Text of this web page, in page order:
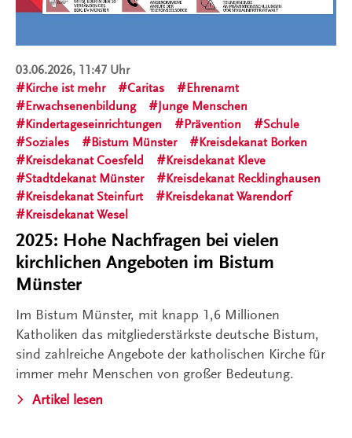
03.06.2026, 11:47 Uhr
Kirche ist mehr
Caritas
Ehrenamt
Erwachsenenbildung
Junge Menschen
Kindertageseinrichtungen
Prävention
Schule
Soziales
Bistum Münster
Kreisdekanat Borken
Kreisdekanat Coesfeld
Kreisdekanat Kleve
Stadtdekanat Münster
Kreisdekanat Recklinghausen
Kreisdekanat Steinfurt
Kreisdekanat Warendorf
Kreisdekanat Wesel
2025: Hohe Nachfragen bei vielen
kirchlichen Angeboten im Bistum
Münster
Im Bistum Münster, mit knapp 1,6 Millionen
Katholiken das mitgliederstärkste deutsche Bistum,
sind zahlreiche Angebote der katholischen Kirche für
immer mehr Menschen von großer Bedeutung.
Artikel lesen